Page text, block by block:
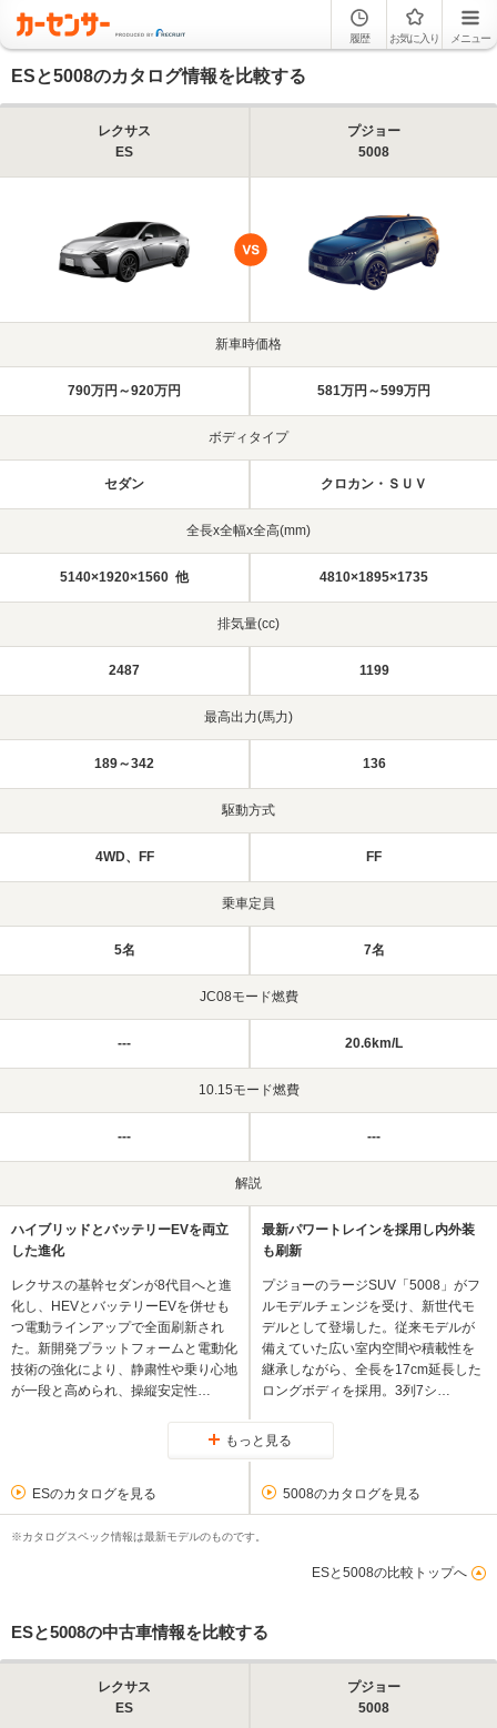
履歴 お気に入り メニュー
ESと5008のカタログ情報を比較する
レクサス
ES
プジョー
5008
新車時価格
790万円～920万円 581万円～599万円
ボディタイプ
セダン クロカン・ＳＵＶ
全長x全幅x全高(mm)
5140×1920×1560 他 4810×1895×1735
排気量(cc)
2487 1199
最高出力(馬力)
189～342 136
駆動方式
4WD、FF FF
乗車定員
5名 7名
JC08モード燃費
--- 20.6km/L
10.15モード燃費
--- ---
解説
ハイブリッドとバッテリーEVを両立
した進化
レクサスの基幹セダンが8代目へと進
化し、HEVとバッテリーEVを併せも
つ電動ラインアップで全面刷新され
た。新開発プラットフォームと電動化
技術の強化により、静粛性や乗り心地
が一段と高められ、操縦安定性…
最新パワートレインを採用し内外装
も刷新
プジョーのラージSUV「5008」がフ
ルモデルチェンジを受け、新世代モ
デルとして登場した。従来モデルが
備えていた広い室内空間や積載性を
継承しながら、全長を17cm延長した
ロングボディを採用。3列7シ…
もっと見る
ESのカタログを見る 5008のカタログを見る
※カタログスペック情報は最新モデルのものです。
ESと5008の比較トップへ
ESと5008の中古車情報を比較する
レクサス
ES
プジョー
5008